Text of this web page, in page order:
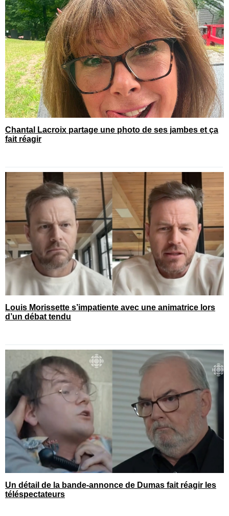
Chantal Lacroix partage une photo de ses jambes et ça
fait réagir
Louis Morissette s’impatiente avec une animatrice lors
d’un débat tendu
Un détail de la bande-annonce de Dumas fait réagir les
téléspectateurs